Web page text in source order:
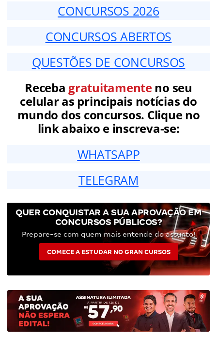
CONCURSOS 2026
CONCURSOS ABERTOS
QUESTÕES DE CONCURSOS
Receba gratuitamenteno seu
celular as principais notícias do
mundo dos concursos. Clique no
link abaixo e inscreva-se:
WHATSAPP
TELEGRAM
QUER CONQUISTAR A SUA APROVAÇÃO EM
CONCURSOS PÚBLICOS?
Prepare-se com quem mais entende do assunto!
COMECE A ESTUDAR NO GRAN CURSOS